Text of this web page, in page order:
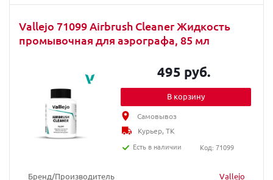
Vallejo 71099 Airbrush Cleaner Жидкость
промывочная для аэрографа, 85 мл
Бренд/Производитель Vallejo
495 руб.
В корзину
Самовывоз
Курьер, ТК
Есть в наличии
Код: 71099